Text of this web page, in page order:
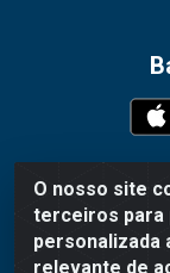
O nosso site
terceiros para
personalizada
relevante de
WR
Grogotó -